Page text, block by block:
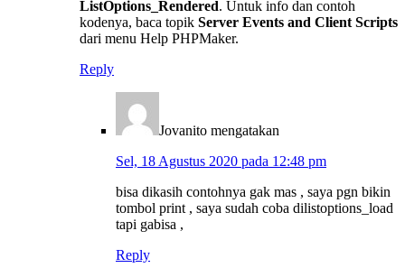
ListOptions_Rendered. Untuk info dan contoh
kodenya, baca topik Server Events and Client Scripts
dari menu Help PHPMaker.
Reply
Jovanito mengatakan
Sel, 18 Agustus 2020 pada 12:48 pm
bisa dikasih contohnya gak mas , saya pgn bikin
tombol print , saya sudah coba dilistoptions_load
tapi gabisa ,
Reply